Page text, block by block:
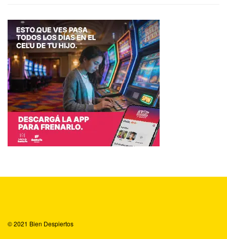
© 2021 Bien Despiertos